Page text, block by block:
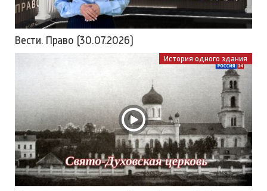
Вести. Право (30.07.2026)
История одного здания